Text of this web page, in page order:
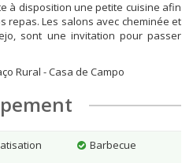
à disposition une petite cuisine afin
repas. Les salons avec cheminée et
sont une invitation pour passer
Rural - Casa de Campo
Barbecue